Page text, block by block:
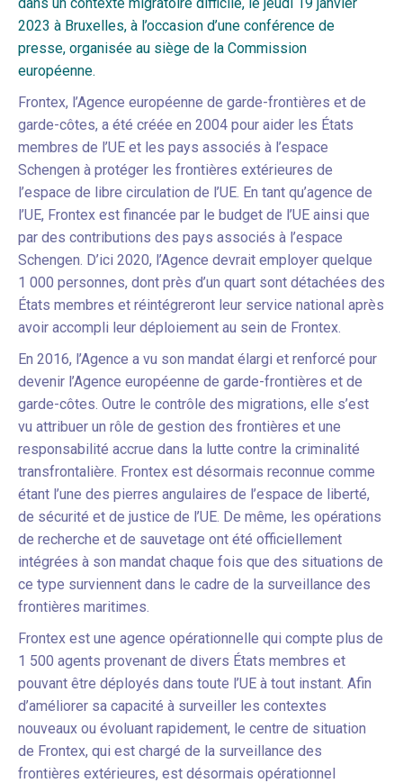
2023 à Bruxelles, à l’occasion d’une conférence de
presse, organisée au siège de la Commission
européenne.
Frontex, l’Agence européenne de garde-frontières et de
garde-côtes, a été créée en 2004 pour aider les États
membres de l’UE et les pays associés à l’espace
Schengen à protéger les frontières extérieures de
l’espace de libre circulation de l’UE. En tant qu’agence de
l’UE, Frontex est financée par le budget de l’UE ainsi que
par des contributions des pays associés à l’espace
Schengen. D’ici 2020, l’Agence devrait employer quelque
1 000 personnes, dont près d’un quart sont détachées des
États membres et réintégreront leur service national après
avoir accompli leur déploiement au sein de Frontex.
En 2016, l’Agence a vu son mandat élargi et renforcé pour
devenir l’Agence européenne de garde-frontières et de
garde-côtes. Outre le contrôle des migrations, elle s’est
vu attribuer un rôle de gestion des frontières et une
responsabilité accrue dans la lutte contre la criminalité
transfrontalière. Frontex est désormais reconnue comme
étant l’une des pierres angulaires de l’espace de liberté,
de sécurité et de justice de l’UE. De même, les opérations
de recherche et de sauvetage ont été officiellement
intégrées à son mandat chaque fois que des situations de
ce type surviennent dans le cadre de la surveillance des
frontières maritimes.
Frontex est une agence opérationnelle qui compte plus de
1 500 agents provenant de divers États membres et
pouvant être déployés dans toute l’UE à tout instant. Afin
d’améliorer sa capacité à surveiller les contextes
nouveaux ou évoluant rapidement, le centre de situation
de Frontex, qui est chargé de la surveillance des
frontières extérieures, est désormais opérationnel